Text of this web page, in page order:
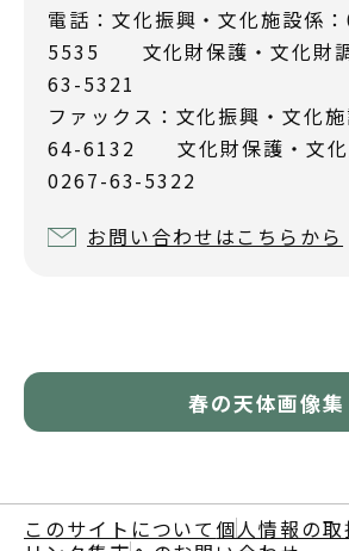
電話：文化振興・文化施設係
5535 文化財保護・文化財
63-5321
ファックス：文化振興・文化
64-6132 文化財保護・文化
0267-63-5322
お問い合わせはこちらから
春の天体画像集
このサイトについて 個人情報の